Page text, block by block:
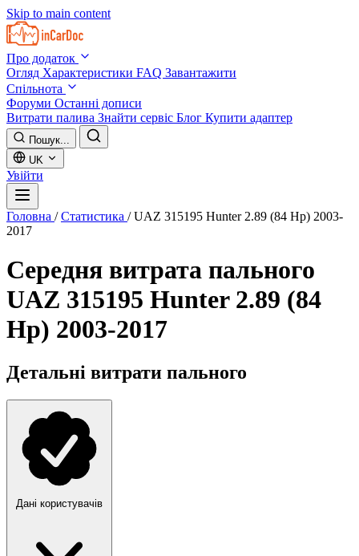
Skip to main content
Про додаток
Огляд Характеристики FAQ Завантажити
Спільнота
Форуми Останні дописи
Витрати палива Знайти сервіс Блог Купити адаптер
Пошук...
UK
Увійти
Головна / Статистика / UAZ 315195 Hunter 2.89 (84 Hp) 2003-
2017
Середня витрата пального
UAZ 315195 Hunter 2.89 (84
Hp) 2003-2017
Детальні витрати пального
Дані користувачів